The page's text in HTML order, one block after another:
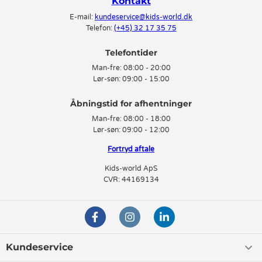
E-mail: kundeservice@kids-world.dk
Telefon: (+45) 32 17 35 75
Telefontider
Man-fre: 08:00 - 20:00
Lør-søn: 09:00 - 15:00
Man-fre: 08:00 - 18:00
Lør-søn: 09:00 - 12:00
Fortryd aftale
Kids-world ApS
CVR: 44169134
Kundeservice